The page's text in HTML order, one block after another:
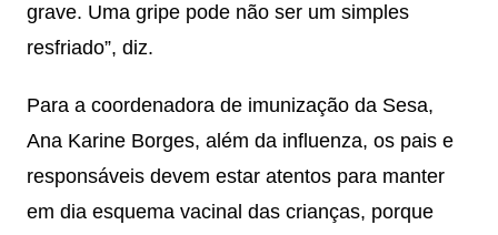
grave. Uma gripe pode não ser um simples
resfriado”, diz.
Para a coordenadora de imunização da Sesa,
Ana Karine Borges, além da influenza, os pais e
responsáveis devem estar atentos para manter
em dia esquema vacinal das crianças, porque